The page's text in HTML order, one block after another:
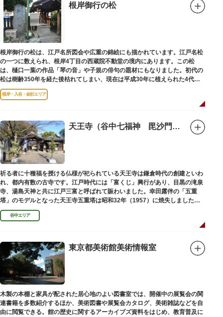
根岸御行の松
根岸御行の松は、江戸名所図会や広重の錦絵にも描かれています。江戸名松
の一つに数えられ、根岸4丁目の西蔵院不動堂の境内にあります。この松
は、樋口一葉の作品「琴の音」や子規の俳句の題材にもなりました。初代の
松は樹齢350年を経た後枯れてしまい、現在は平成30年に植えられた4代目
の松になります。
根岸・入谷・金杉エリア
天王寺（谷中七福神 毘沙門天）
祈る者に十種福を授ける仏様が祀られている天王寺は鎌倉時代の創建といわ
れ、都内有数の古寺です。江戸時代には「富くじ」興行があり、目黒の滝泉
寺、湯島天神と共に江戸三富と呼ばれて賑わいました。幸田露伴の「五重
塔」のモデルとなった天王寺五重塔は昭和32年（1957）に焼失しました
が、その跡地は今も谷中霊園に残っています。
谷中エリア
東京都美術館美術情報室
木製の本棚と家具が配された居心地のよい図書室では、開催中の展覧会の関
連書籍を多数紹介するほか、美術図書や展覧会カタログ、美術雑誌などを自
由に閲覧できる。館の歴史に関するアーカイブズ資料をはじめ、教育普及に